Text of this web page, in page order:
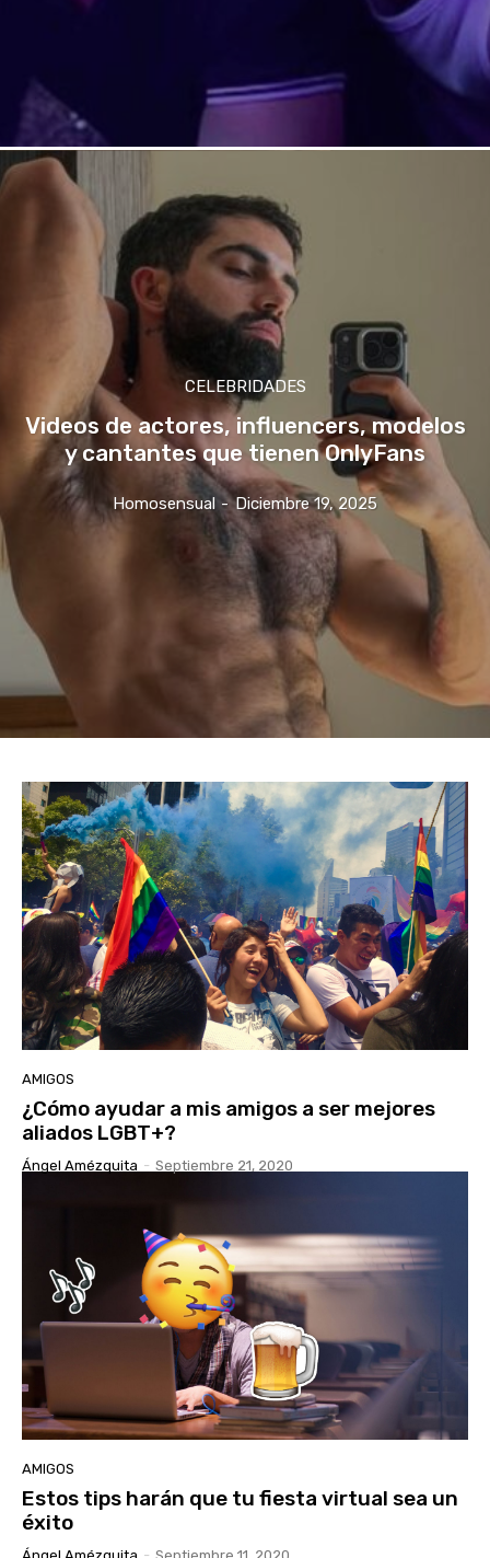
CELEBRIDADES
Videos de actores, influencers, modelos
y cantantes que tienen OnlyFans
Homosensual - Diciembre 19, 2025
AMIGOS
¿Cómo ayudar a mis amigos a ser mejores
aliados LGBT+?
Ángel Amézquita - Septiembre 21, 2020
AMIGOS
Estos tips harán que tu fiesta virtual sea un
éxito